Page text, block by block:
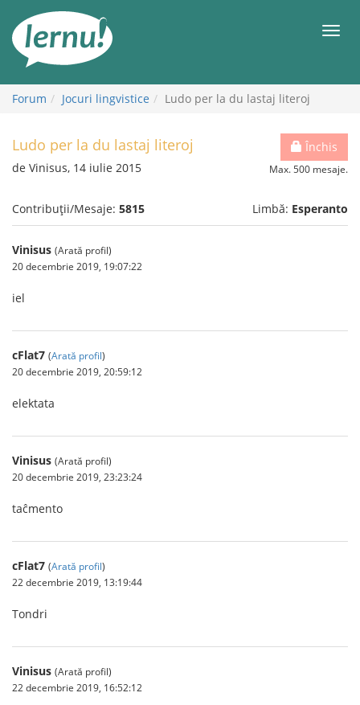
conținut
Forum Jocuri lingvistice Ludo per la du lastaj literoj
Închis
Max. 500 mesaje.
Ludo per la du lastaj literoj
de Vinisus, 14 iulie 2015
Contribuții/Mesaje: 5815 Limbă: Esperanto
Vinisus (Arată profil)
20 decembrie 2019, 19:07:22
iel
cFlat7 (Arată profil)
20 decembrie 2019, 20:59:12
elektata
Vinisus (Arată profil)
20 decembrie 2019, 23:23:24
taĉmento
cFlat7 (Arată profil)
22 decembrie 2019, 13:19:44
Tondri
Vinisus (Arată profil)
22 decembrie 2019, 16:52:12